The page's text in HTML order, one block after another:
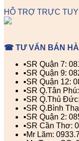
HỖ TRỢ TRỰC
☎ TƯ VẤN BÁN
▪️SR Quận 7:
▪️SR Quận 9:
▪️SR Quận 12:
▪️SR Q.Tân
▪️SR Q.Thủ
▪️SR Q.Bình
▪️SR Quận 2:
▪️SR Cần Thơ:
▪️Mr Lãm: